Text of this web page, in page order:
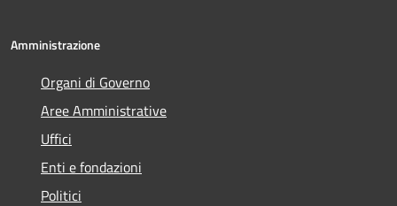
Amministrazione
Organi di Governo
Aree Amministrative
Uffici
Enti e fondazioni
Politici